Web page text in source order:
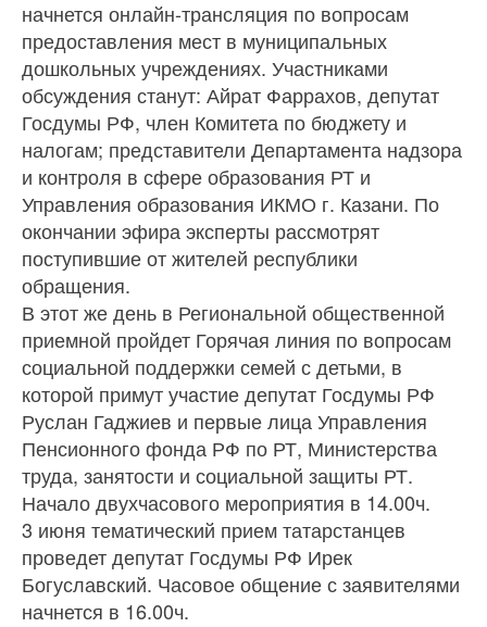
начнется онлайн-трансляция по вопросам
предоставления мест в муниципальных
дошкольных учреждениях. Участниками
обсуждения станут: Айрат Фаррахов, депутат
Госдумы РФ, член Комитета по бюджету и
налогам; представители Департамента надзора
и контроля в сфере образования РТ и
Управления образования ИКМО г. Казани. По
окончании эфира эксперты рассмотрят
поступившие от жителей республики
обращения.
В этот же день в Региональной общественной
приемной пройдет Горячая линия по вопросам
социальной поддержки семей с детьми, в
которой примут участие депутат Госдумы РФ
Руслан Гаджиев и первые лица Управления
Пенсионного фонда РФ по РТ, Министерства
труда, занятости и социальной защиты РТ.
Начало двухчасового мероприятия в 14.00ч.
3 июня тематический прием татарстанцев
проведет депутат Госдумы РФ Ирек
Богуславский. Часовое общение с заявителями
начнется в 16.00ч.